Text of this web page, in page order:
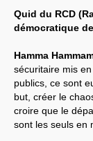
Quid du RCD
démocratique
Hamma
sécuritaire mis
publics, ce sont
but, créer le
croire que le
sont les seuls en